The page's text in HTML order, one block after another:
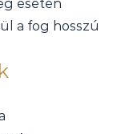
a fog hosszú